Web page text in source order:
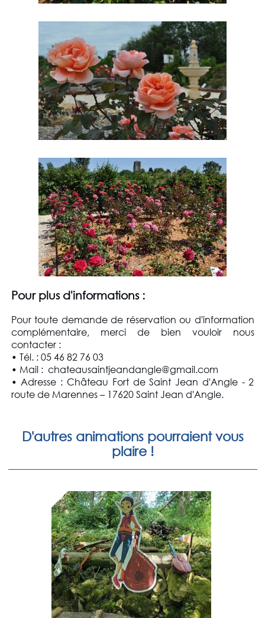
Pour plus d'informations :
Pour toute demande de réservation ou d'information
complémentaire, merci de bien vouloir nous
contacter :
• Tél. : 05 46 82 76 03
• Mail : chateausaintjeandangle@gmail.com
• Adresse : Château Fort de Saint Jean d'Angle - 2
route de Marennes – 17620 Saint Jean d'Angle.
D'autres animations pourraient vous
plaire !